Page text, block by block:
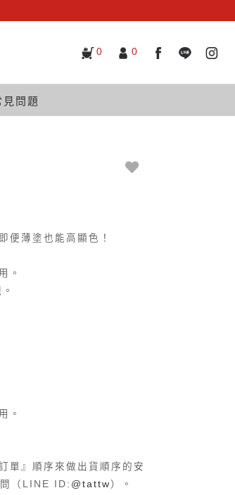
見問題
0 0
便薄塗也能高顯色！
。
。
單』順序來做出貨順序的安
（LINE ID: @tattw ）。